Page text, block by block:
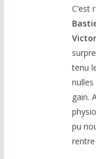
C’est
tenu
gain.
pu